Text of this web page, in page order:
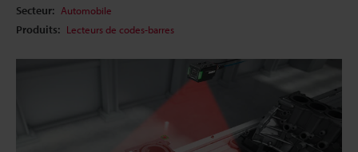
Secteur: Automobile
Produits: Lecteurs de codes-barres